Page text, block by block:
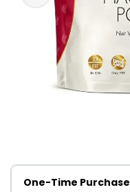
One-Time Purchase